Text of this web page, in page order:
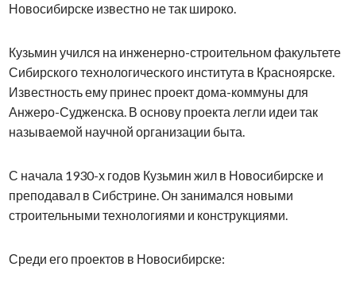
Новосибирске известно не так широко.
Кузьмин учился на инженерно-строительном факультете
Сибирского технологического института в Красноярске.
Известность ему принес проект дома-коммуны для
Анжеро-Судженска. В основу проекта легли идеи так
называемой научной организации быта.
С начала 1930-х годов Кузьмин жил в Новосибирске и
преподавал в Сибстрине. Он занимался новыми
строительными технологиями и конструкциями.
Среди его проектов в Новосибирске: